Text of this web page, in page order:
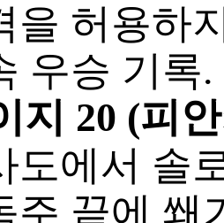
을 허용하
우승 기록.
지 20 (피
도에서 솔
주 끝에 쐐